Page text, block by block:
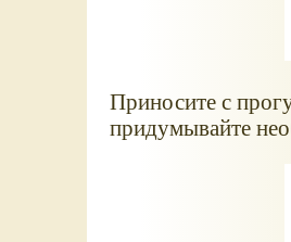
Приносите с
придумывайте